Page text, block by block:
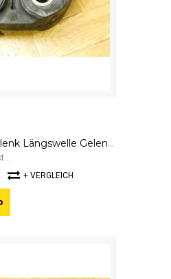
Hardyscheibe Gelenk Längswelle Gelenkscheibe BMW SGF GAB01-041 7610372
+ VERGLEICH